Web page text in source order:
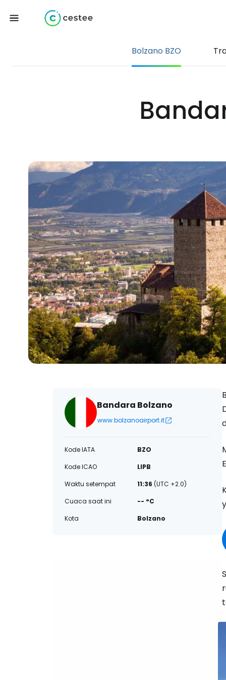
Bolzano BZO
Bandara Bolzano
www.bolzanoairport.it
Kode IATA
BZO
Kode ICAO
LIPB
Waktu setempat
11:36 (UTC +2.0)
Cuaca saat ini
-- °C
Kota
Bolzano